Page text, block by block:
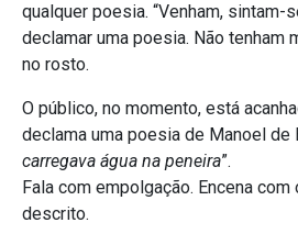
qualquer poesia. “Venham, sintam-
declamar uma poesia. Não tenham
no rosto.
O público, no momento, está
declama uma poesia de Manoel de
carregava água na peneira”.
Fala com empolgação. Encena
descrito.